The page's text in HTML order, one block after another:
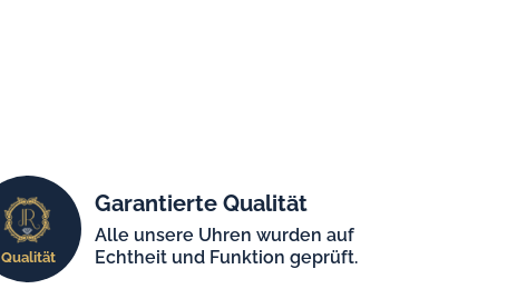
Qualität
Garantierte Qualität
Alle unsere Uhren wurden auf
Echtheit und Funktion geprüft.